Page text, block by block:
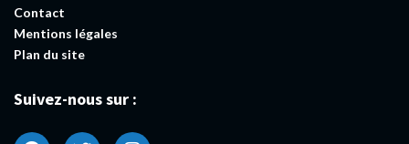
Contact
Mentions légales
Plan du site
Suivez-nous sur :